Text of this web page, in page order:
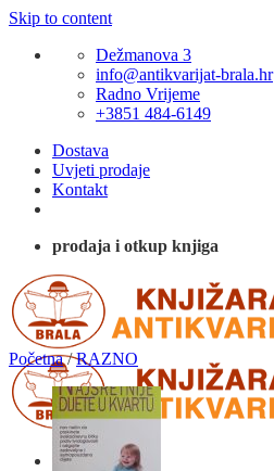
Skip to content
Dežmanova 3
info@antikvarijat-brala.hr
Radno Vrijeme
+3851 484-6149
Dostava
Uvjeti prodaje
Kontakt
prodaja i otkup knjiga
Početna / RAZNO